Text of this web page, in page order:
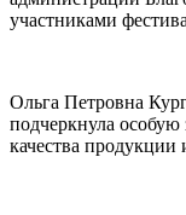
участниками
Ольга Петровна
подчеркнула
качества